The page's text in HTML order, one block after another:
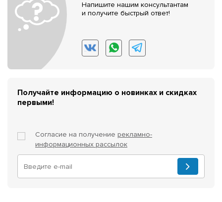
Напишите нашим консультантам
и получите быстрый ответ!
Получайте информацию о новинках и скидках
первыми!
Согласие на получение рекламно-
информационных рассылок